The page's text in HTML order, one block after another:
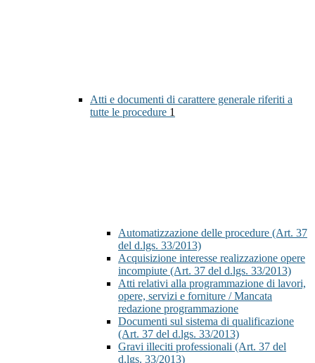
Atti e documenti di carattere generale riferiti a
tutte le procedure 1
Automatizzazione delle procedure (Art. 37
del d.lgs. 33/2013)
Acquisizione interesse realizzazione opere
incompiute (Art. 37 del d.lgs. 33/2013)
Atti relativi alla programmazione di lavori,
opere, servizi e forniture / Mancata
redazione programmazione
Documenti sul sistema di qualificazione
(Art. 37 del d.lgs. 33/2013)
Gravi illeciti professionali (Art. 37 del
d.lgs. 33/2013)